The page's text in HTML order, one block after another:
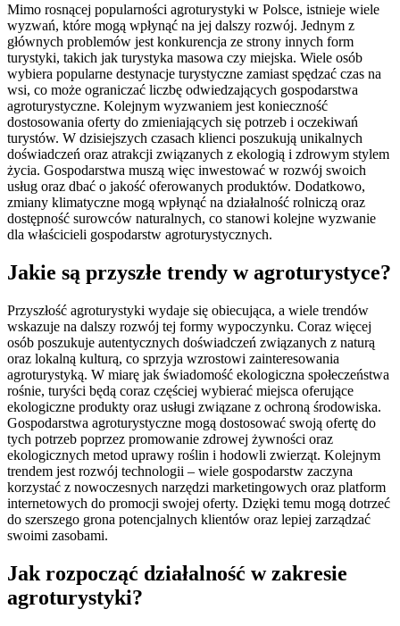
Mimo rosnącej popularności agroturystyki w Polsce, istnieje wiele
wyzwań, które mogą wpłynąć na jej dalszy rozwój. Jednym z
głównych problemów jest konkurencja ze strony innych form
turystyki, takich jak turystyka masowa czy miejska. Wiele osób
wybiera popularne destynacje turystyczne zamiast spędzać czas na
wsi, co może ograniczać liczbę odwiedzających gospodarstwa
agroturystyczne. Kolejnym wyzwaniem jest konieczność
dostosowania oferty do zmieniających się potrzeb i oczekiwań
turystów. W dzisiejszych czasach klienci poszukują unikalnych
doświadczeń oraz atrakcji związanych z ekologią i zdrowym stylem
życia. Gospodarstwa muszą więc inwestować w rozwój swoich
usług oraz dbać o jakość oferowanych produktów. Dodatkowo,
zmiany klimatyczne mogą wpłynąć na działalność rolniczą oraz
dostępność surowców naturalnych, co stanowi kolejne wyzwanie
dla właścicieli gospodarstw agroturystycznych.
Jakie są przyszłe trendy w agroturystyce?
Przyszłość agroturystyki wydaje się obiecująca, a wiele trendów
wskazuje na dalszy rozwój tej formy wypoczynku. Coraz więcej
osób poszukuje autentycznych doświadczeń związanych z naturą
oraz lokalną kulturą, co sprzyja wzrostowi zainteresowania
agroturystyką. W miarę jak świadomość ekologiczna społeczeństwa
rośnie, turyści będą coraz częściej wybierać miejsca oferujące
ekologiczne produkty oraz usługi związane z ochroną środowiska.
Gospodarstwa agroturystyczne mogą dostosować swoją ofertę do
tych potrzeb poprzez promowanie zdrowej żywności oraz
ekologicznych metod uprawy roślin i hodowli zwierząt. Kolejnym
trendem jest rozwój technologii – wiele gospodarstw zaczyna
korzystać z nowoczesnych narzędzi marketingowych oraz platform
internetowych do promocji swojej oferty. Dzięki temu mogą dotrzeć
do szerszego grona potencjalnych klientów oraz lepiej zarządzać
swoimi zasobami.
Jak rozpocząć działalność w zakresie
agroturystyki?